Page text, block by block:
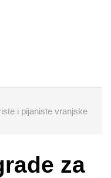
i pijaniste vranjske
za